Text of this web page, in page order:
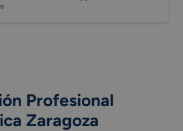
Profesional
Zaragoza